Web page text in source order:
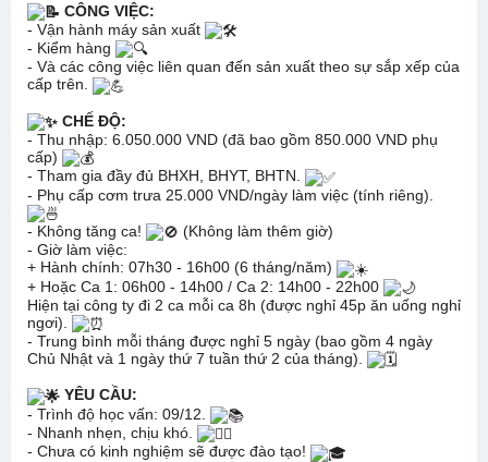
CÔNG VIỆC:
- Vận hành máy sản xuất
- Kiểm hàng
- Và các công việc liên quan đến sản xuất theo sự sắp xếp của
cấp trên.
CHẾ ĐỘ:
- Thu nhập: 6.050.000 VND (đã bao gồm 850.000 VND phụ
cấp)
- Tham gia đầy đủ BHXH, BHYT, BHTN.
- Phụ cấp cơm trưa 25.000 VND/ngày làm việc (tính riêng).
- Không tăng ca!
(Không làm thêm giờ)
- Giờ làm việc:
+ Hành chính: 07h30 - 16h00 (6 tháng/năm)
+ Hoặc Ca 1: 06h00 - 14h00 / Ca 2: 14h00 - 22h00
Hiện tại công ty đi 2 ca mỗi ca 8h (được nghỉ 45p ăn uống nghỉ
ngơi).
- Trung bình mỗi tháng được nghỉ 5 ngày (bao gồm 4 ngày
Chủ Nhật và 1 ngày thứ 7 tuần thứ 2 của tháng).
YÊU CẦU:
- Trình độ học vấn: 09/12.
- Nhanh nhẹn, chịu khó.
- Chưa có kinh nghiệm sẽ được đào tạo!